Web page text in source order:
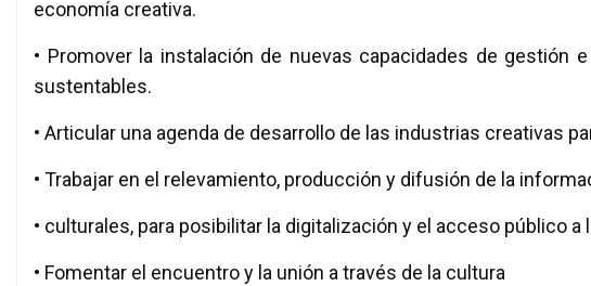
economía creativa.
• Promover la instalación de nuevas capacidades de gestión
sustentables.
• Articular una agenda de desarrollo de las industrias creativas
• Trabajar en el relevamiento, producción y difusión de la
• culturales, para posibilitar la digitalización y el acceso público a
• Fomentar el encuentro y la unión a través de la cultura